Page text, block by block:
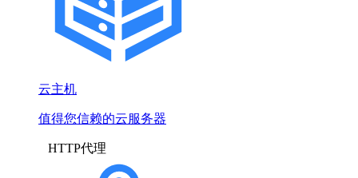
云主机
值得您信赖的云服务器
HTTP代理